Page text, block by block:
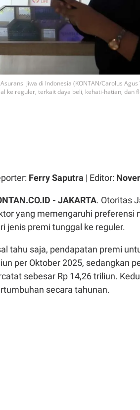
Jiwa di Indonesia (KONTAN/Carolus
ke reguler, terkait daya beli, kehati-hatian, dan
Ferry Saputra | Editor:
- JAKARTA. Otoritas
yang memengaruhi preferensi
jenis premi tunggal ke reguler.
tahu saja, pendapatan premi
per Oktober 2025, sedangkan
sebesar Rp 14,26 triliun.
secara tahunan.